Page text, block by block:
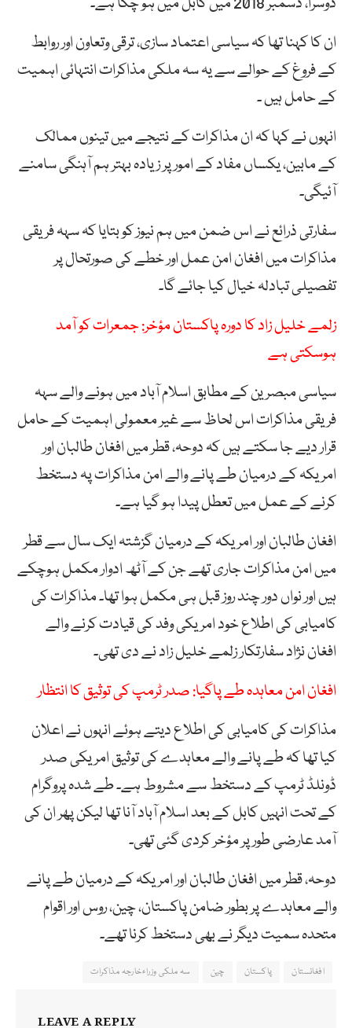
ان کا کہنا تھا کہ سیاسی اعتماد سازی، ترقی وتعاون اور روابط
کے فروغ کے حوالے سے یہ سہ ملکی مذاکرات انتہائی اہمیت
کے حامل ہیں ۔
انہوں نے کہا کہ ان مذاکرات کے نتیجے میں تینوں ممالک
کے مابین، یکساں مفاد کے امورپر زیادہ بہتر ہم آہنگی سامنے
آئیگی۔
سفارتی ذرائع نے اس ضمن میں ہم نیوز کو بتایا کہ سہہ فریقی
مذاکرات میں افغان امن عمل اور خطے کی صورتحال پر
تفصیلی تبادلہ خیال کیا جائے گا۔
زلمے خلیل زاد کا دورہ پاکستان مؤخر: جمعرات کو آمد
ہوسکتی ہے
سیاسی مبصرین کے مطابق اسلام آباد میں ہونے والے سہہ
فریقی مذاکرات اس لحاظ سے غیر معمولی اہمیت کے حامل
قرار دیے جا سکتے ہیں کہ دوحہ، قطر میں افغان طالبان اور
امریکہ کے درمیان طے پانے والے امن مذاکرات پہ دستخط
کرنے کے عمل میں تعطل پیدا ہو گیا ہے۔
افغان طالبان اور امریکہ کے درمیان گزشتہ ایک سال سے قطر
میں امن مذاکرات جاری تھے جن کے آٹھ ادوار مکمل ہوچکے
ہیں اور نواں دور چند روز قبل ہی مکمل ہوا تھا۔ مذاکرات کی
کامیابی کی اطلاع خود امریکی وفد کی قیادت کرنے والے
افغان نژاد سفارتکار زلمے خلیل زاد نے دی تھی۔
افغان امن معاہدہ طے پاگیا: صدر ٹرمپ کی توثیق کا انتظار
مذاکرات کی کامیابی کی اطلاع دیتے ہوئے انہوں نے اعلان
کیا تھا کہ طے پانے والے معاہدے کی توثیق امریکی صدر
ڈونلڈ ٹرمپ کے دستخط سے مشروط ہے۔ طے شدہ پروگرام
کے تحت انہیں کابل کے بعد اسلام آباد آنا تھا لیکن پھر ان کی
آمد عارضی طور پر مؤخر کردی گئی تھی۔
دوحہ، قطر میں افغان طالبان اور امریکہ کے درمیان طے پانے
والے معاہدے پر بطور ضامن پاکستان، چین، روس اور اقوام
متحدہ سمیت دیگر نے بھی دستخط کرنا تھے۔
افغانستان پاکستان چین سہ ملکی وزراءخارجہ مذاکرات
LEAVE A REPLY